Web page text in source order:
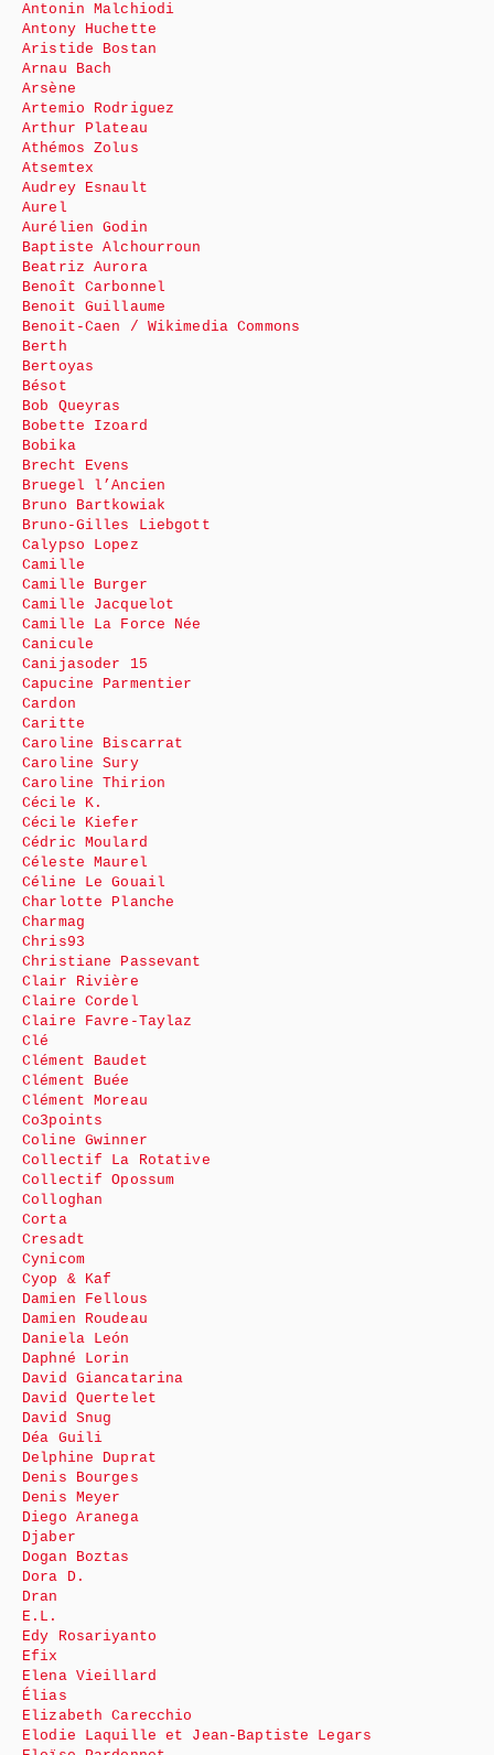
Antonin Malchiodi
Antony Huchette
Aristide Bostan
Arnau Bach
Arsène
Artemio Rodriguez
Arthur Plateau
Athémos Zolus
Atsemtex
Audrey Esnault
Aurel
Aurélien Godin
Baptiste Alchourroun
Beatriz Aurora
Benoît Carbonnel
Benoit Guillaume
Benoit-Caen / Wikimedia Commons
Berth
Bertoyas
Bésot
Bob Queyras
Bobette Izoard
Bobika
Brecht Evens
Bruegel l’Ancien
Bruno Bartkowiak
Bruno-Gilles Liebgott
Calypso Lopez
Camille
Camille Burger
Camille Jacquelot
Camille La Force Née
Canicule
Canijasoder 15
Capucine Parmentier
Cardon
Caritte
Caroline Biscarrat
Caroline Sury
Caroline Thirion
Cécile K.
Cécile Kiefer
Cédric Moulard
Céleste Maurel
Céline Le Gouail
Charlotte Planche
Charmag
Chris93
Christiane Passevant
Clair Rivière
Claire Cordel
Claire Favre-Taylaz
Clé
Clément Baudet
Clément Buée
Clément Moreau
Co3points
Coline Gwinner
Collectif La Rotative
Collectif Opossum
Colloghan
Corta
Cresadt
Cynicom
Cyop & Kaf
Damien Fellous
Damien Roudeau
Daniela León
Daphné Lorin
David Giancatarina
David Quertelet
David Snug
Déa Guili
Delphine Duprat
Denis Bourges
Denis Meyer
Diego Aranega
Djaber
Dogan Boztas
Dora D.
Dran
E.L.
Edy Rosariyanto
Efix
Elena Vieillard
Élias
Elizabeth Carecchio
Elodie Laquille et Jean-Baptiste Legars